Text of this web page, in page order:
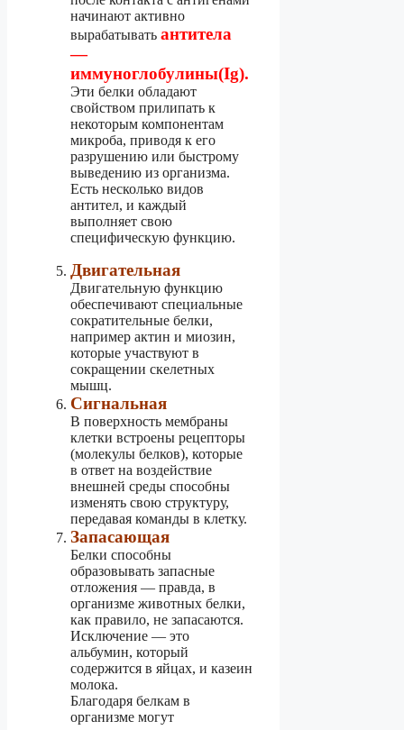
начинают активно
вырабатывать антитела
—
иммуноглобулины(Ig).
Эти белки обладают
свойством прилипать к
некоторым компонентам
микроба, приводя к его
разрушению или быстрому
выведению из организма.
Есть несколько видов
антител, и каждый
выполняет свою
специфическую функцию.
Двигательная
Двигательную функцию
обеспечивают специальные
сократительные белки,
например актин и миозин,
которые участвуют в
сокращении скелетных
мышц.
Сигнальная
В поверхность мембраны
клетки встроены рецепторы
(молекулы белков), которые
в ответ на воздействие
внешней среды способны
изменять свою структуру,
передавая команды в клетку.
Запасающая
Белки способны
образовывать запасные
отложения — правда, в
организме животных белки,
как правило, не запасаются.
Исключение — это
альбумин, который
содержится в яйцах, и казеин
молока.
Благодаря белкам в
организме могут